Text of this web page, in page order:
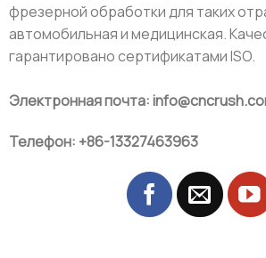
фрезерной обработки для таких
автомобильная и медицинская.
гарантировано сертификатами ISO.
Электронная почта:
Телефон: +86-13327463963